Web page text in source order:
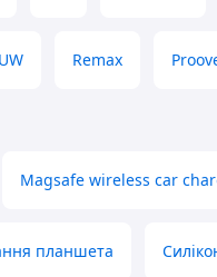
Remax
Magsafe wireless car
планшета